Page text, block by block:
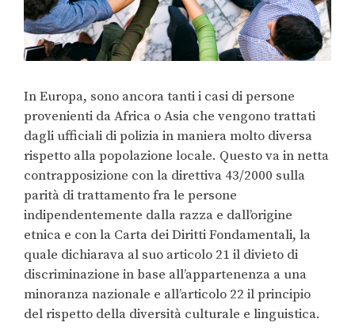
In Europa, sono ancora tanti i casi di persone
provenienti da Africa o Asia che vengono trattati
dagli ufficiali di polizia in maniera molto diversa
rispetto alla popolazione locale. Questo va in netta
contrapposizione con la direttiva 43/2000 sulla
parità di trattamento fra le persone
indipendentemente dalla razza e dall’origine
etnica e con la Carta dei Diritti Fondamentali, la
quale dichiarava al suo articolo 21 il divieto di
discriminazione in base all’appartenenza a una
minoranza nazionale e all’articolo 22 il principio
del rispetto della diversità culturale e linguistica.